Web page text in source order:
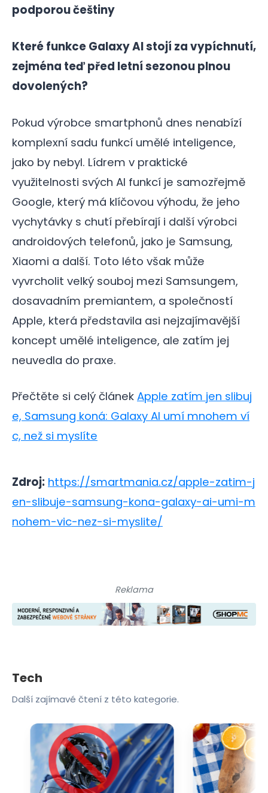
podporou češtiny
Které funkce Galaxy AI stojí za vypíchnutí,
zejména teď před letní sezonou plnou
dovolených?
Pokud výrobce smartphonů dnes nenabízí
komplexní sadu funkcí umělé inteligence,
jako by nebyl. Lídrem v praktické
využitelnosti svých AI funkcí je samozřejmě
Google, který má klíčovou výhodu, že jeho
vychytávky s chutí přebírají i další výrobci
androidových telefonů, jako je Samsung,
Xiaomi a další. Toto léto však může
vyvrcholit velký souboj mezi Samsungem,
dosavadním premiantem, a společností
Apple, která představila asi nejzajímavější
koncept umělé inteligence, ale zatím jej
neuvedla do praxe.
Přečtěte si celý článek Apple zatím jen slibuj
e, Samsung koná: Galaxy AI umí mnohem ví
c, než si myslíte
Zdroj: https://smartmania.cz/apple-zatim-j
en-slibuje-samsung-kona-galaxy-ai-umi-m
nohem-vic-nez-si-myslite/
Reklama
Tech
Další zajímavé čtení z této kategorie.